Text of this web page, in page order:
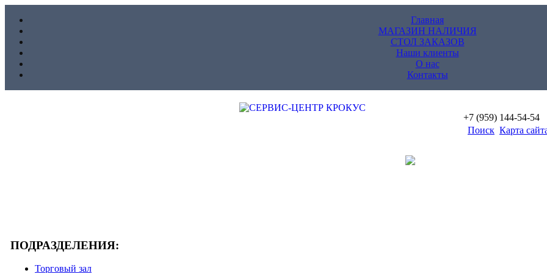
Главная
МАГАЗИН НАЛИЧИЯ
СТОЛ ЗАКАЗОВ
Наши клиенты
О нас
Контакты
+7 (959) 144-54-54
Поиск Карта
ПОДРАЗДЕЛЕНИЯ:
Торговый зал